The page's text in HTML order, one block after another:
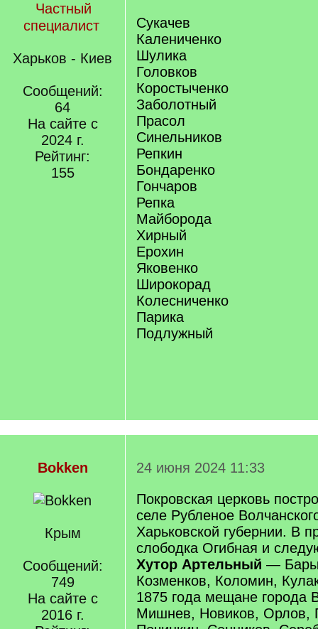
Частный
специалист
Харьков - Киев
Сообщений:
64
На сайте с
2024 г.
Рейтинг:
155
Сукачев
Калениченко
Шулика
Головков
Коростыченко
Заболотный
Прасол
Синельников
Репкин
Бондаренко
Гончаров
Репка
Майборода
Хирный
Ерохин
Яковенко
Широкорад
Колесниченко
Парика
Подлужный
Bokken
Крым
Сообщений:
749
На сайте с
2016 г.
24 июня 2024 11:33
Покровская церковь
селе Рубленое
Харьковской губернии. В
слободка Огибная и
Хутор Артельный —
Козменков, Коломин,
1875 года мещане города
Мишнев, Новиков, Орлов,